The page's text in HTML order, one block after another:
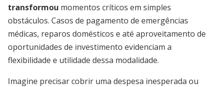
transformou momentos críticos em simples
obstáculos. Casos de pagamento de emergências
médicas, reparos domésticos e até aproveitamento de
oportunidades de investimento evidenciam a
flexibilidade e utilidade dessa modalidade.
Imagine precisar cobrir uma despesa inesperada ou